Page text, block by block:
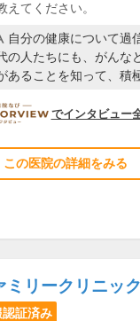
えてください。
自分の健康について過
の人たちにも、がんな
あることを知って、積
DOCTORVIEW
でインタビュー
この医院の詳細をみる
ミリークリニック
認証済み